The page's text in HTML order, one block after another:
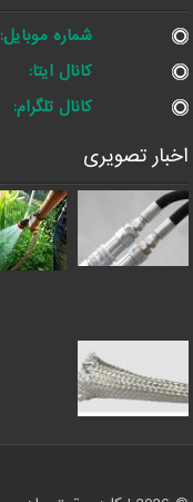
شماره موبایل:
کانال ایتا:
کانال تلگرام:
اخبار تصویری